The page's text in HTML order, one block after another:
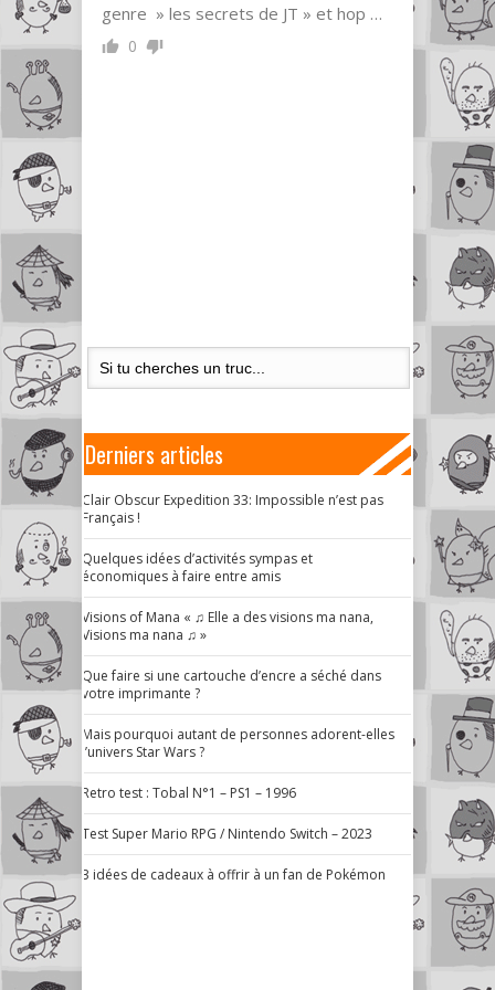
genre » les secrets de JT » et hop …
0
Derniers articles
Clair Obscur Expedition 33: Impossible n’est pas
Français !
Quelques idées d’activités sympas et
économiques à faire entre amis
Visions of Mana « ♫ Elle a des visions ma nana,
Visions ma nana ♫ »
Que faire si une cartouche d’encre a séché dans
votre imprimante ?
Mais pourquoi autant de personnes adorent-elles
l’univers Star Wars ?
Retro test : Tobal N°1 – PS1 – 1996
Test Super Mario RPG / Nintendo Switch – 2023
3 idées de cadeaux à offrir à un fan de Pokémon